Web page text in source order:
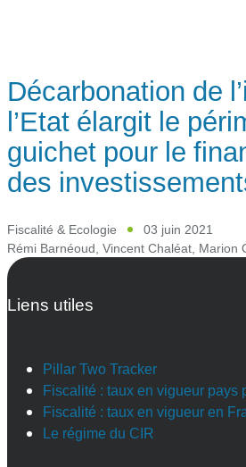
Décarbonation de
l’Etat élargit le
guichet pour le
des
Fiscalité & Ecologie
03 juin 2021
Rémi Barnéoud, Vincent Chaléat, Marion
Liens utiles
Pillar Two Tracker
Fiscalité : taux en vigueur pays
Fiscalité : taux en vigueur en
Le régime du CIR